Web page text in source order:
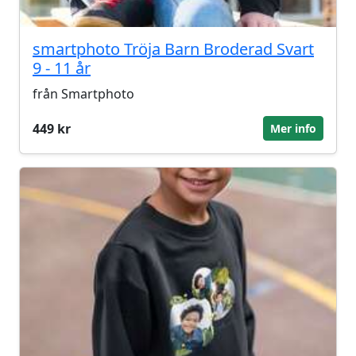
smartphoto Tröja Barn Broderad Svart
9 - 11 år
från Smartphoto
449 kr
Mer info